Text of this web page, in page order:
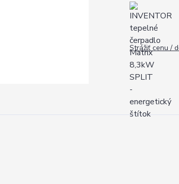
Strážiť cenu /